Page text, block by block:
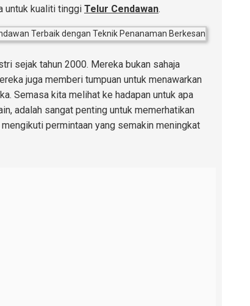
untuk kualiti tinggi Telur Cendawan.
sejak tahun 2000. Mereka bukan sahaja
juga memberi tumpuan untuk menawarkan
Semasa kita melihat ke hadapan untuk apa
adalah sangat penting untuk memerhatikan
permintaan yang semakin meningkat